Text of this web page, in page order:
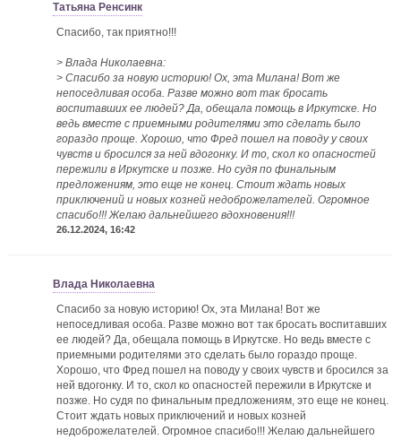
Татьяна Ренсинк
Спасибо, так приятно!!!
> Влада Николаевна:
> Спасибо за новую историю! Ох, эта Милана! Вот же
непоседливая особа. Разве можно вот так бросать
воспитавших ее людей? Да, обещала помощь в Иркутске. Но
ведь вместе с приемными родителями это сделать было
гораздо проще. Хорошо, что Фред пошел на поводу у своих
чувств и бросился за ней вдогонку. И то, скол ко опасностей
пережили в Иркутске и позже. Но судя по финальным
предложениям, это еще не конец. Стоит ждать новых
приключений и новых козней недоброжелателей. Огромное
спасибо!!! Желаю дальнейшего вдохновения!!!
26.12.2024, 16:42
Влада Николаевна
Спасибо за новую историю! Ох, эта Милана! Вот же
непоседливая особа. Разве можно вот так бросать воспитавших
ее людей? Да, обещала помощь в Иркутске. Но ведь вместе с
приемными родителями это сделать было гораздо проще.
Хорошо, что Фред пошел на поводу у своих чувств и бросился за
ней вдогонку. И то, скол ко опасностей пережили в Иркутске и
позже. Но судя по финальным предложениям, это еще не конец.
Стоит ждать новых приключений и новых козней
недоброжелателей. Огромное спасибо!!! Желаю дальнейшего